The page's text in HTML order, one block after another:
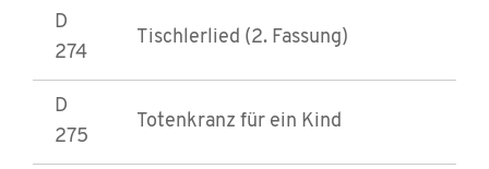
D
274
Tischlerlied (2. Fassung)
D
275
Totenkranz für ein Kind